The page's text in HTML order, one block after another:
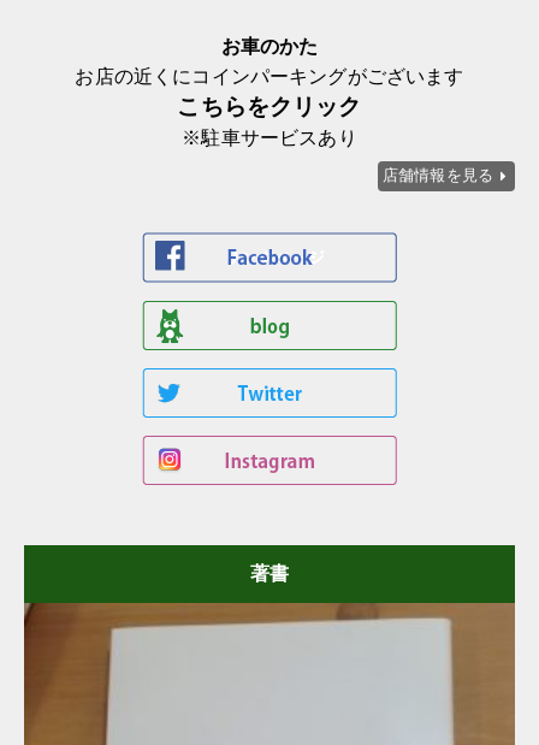
お車のかた
お店の近くにコインパーキングがございます
こちらをクリック
※駐車サービスあり
店舗情報を見る
著書